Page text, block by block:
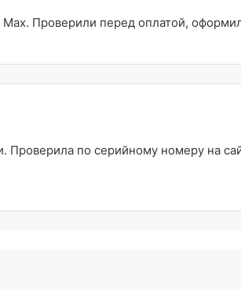
Проверили перед оплатой,
по серийному номеру на